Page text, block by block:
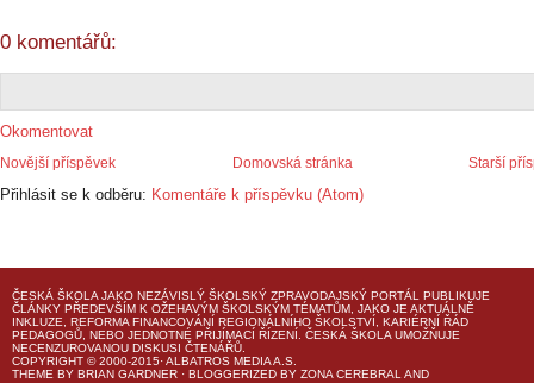
0 komentářů:
Okomentovat
Novější příspěvek Starší
Domovská stránka
Přihlásit se k odběru: Komentáře k příspěvku (Atom)
ČESKÁ ŠKOLA JAKO NEZÁVISLÝ ŠKOLSKÝ ZPRAVODAJSKÝ PORTÁL PUBLIKUJE
ČLÁNKY PŘEDEVŠÍM K OŽEHAVÝM ŠKOLSKÝM TÉMATŮM, JAKO JE AKTUÁLNĚ
INKLUZE, REFORMA FINANCOVÁNÍ REGIONÁLNÍHO ŠKOLSTVÍ, KARIÉRNÍ ŘÁD
PEDAGOGŮ, NEBO JEDNOTNÉ PŘIJÍMACÍ ŘÍZENÍ. ČESKÁ ŠKOLA UMOŽŇUJE
NECENZUROVANOU DISKUSI ČTENÁŘŮ.
COPYRIGHT © 2000-2015· ALBATROS MEDIA A.S.
THEME BY BRIAN GARDNER · BLOGGERIZED BY ZONA CEREBRAL AND